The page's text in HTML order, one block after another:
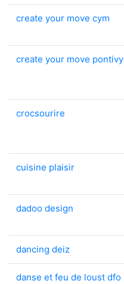
create your move cym
create your move pontivy
crocsourire
cuisine plaisir
dadoo design
dancing deiz
danse et feu de loust dfo